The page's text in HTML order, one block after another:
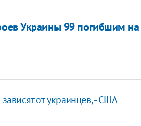
Украины 99 погибшим
от украинцев, - США